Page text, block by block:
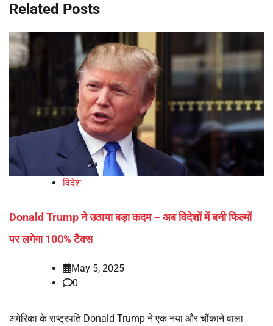
Related Posts
विदेश
Donald Trump ने उठाया बड़ा कदम – अब विदेशों में बनी फिल्मों
पर लगेगा 100% टैक्स
May 5, 2025
0
अमेरिका के राष्ट्रपति Donald Trump ने एक नया और चौंकाने वाला